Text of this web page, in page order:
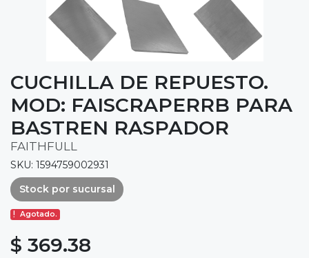
CUCHILLA DE REPUESTO.
MOD: FAISCRAPERRB PARA
BASTREN RASPADOR
FAITHFULL
SKU: 1594759002931
Stock por sucursal
Agotado.
$ 369.38